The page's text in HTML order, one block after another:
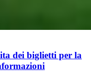
dei biglietti per la